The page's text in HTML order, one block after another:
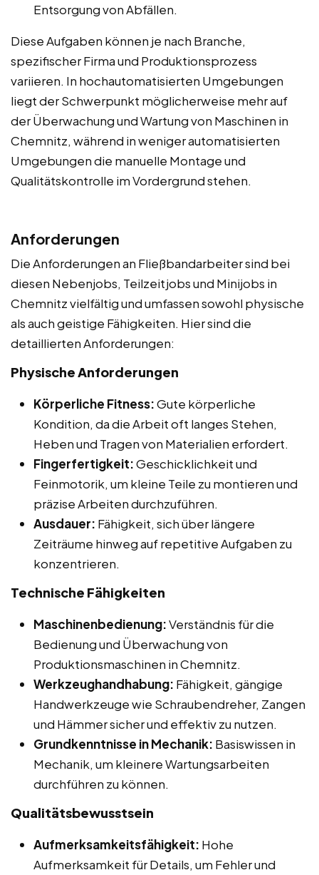
Entsorgung von Abfällen.
Diese Aufgaben können je nach Branche,
spezifischer Firma und Produktionsprozess
variieren. In hochautomatisierten Umgebungen
liegt der Schwerpunkt möglicherweise mehr auf
der Überwachung und Wartung von Maschinen in
Chemnitz, während in weniger automatisierten
Umgebungen die manuelle Montage und
Qualitätskontrolle im Vordergrund stehen.
Anforderungen
Die Anforderungen an Fließbandarbeiter sind bei
diesen Nebenjobs, Teilzeitjobs und Minijobs in
Chemnitz vielfältig und umfassen sowohl physische
als auch geistige Fähigkeiten. Hier sind die
detaillierten Anforderungen:
Physische Anforderungen
Körperliche Fitness:Gute körperliche
Kondition, da die Arbeit oft langes Stehen,
Heben und Tragen von Materialien erfordert.
Fingerfertigkeit:Geschicklichkeit und
Feinmotorik, um kleine Teile zu montieren und
präzise Arbeiten durchzuführen.
Ausdauer: Fähigkeit, sich über längere
Zeiträume hinweg auf repetitive Aufgaben zu
konzentrieren.
Technische Fähigkeiten
Maschinenbedienung:Verständnis für die
Bedienung und Überwachung von
Produktionsmaschinen in Chemnitz.
Werkzeughandhabung: Fähigkeit, gängige
Handwerkzeuge wie Schraubendreher, Zangen
und Hämmer sicher und effektiv zu nutzen.
Grundkenntnisse in Mechanik: Basiswissen in
Mechanik, um kleinere Wartungsarbeiten
durchführen zu können.
Qualitätsbewusstsein
Aufmerksamkeitsfähigkeit: Hohe
Aufmerksamkeit für Details, um Fehler und